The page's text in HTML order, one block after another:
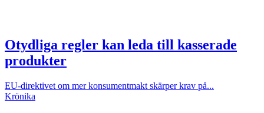
Otydliga regler kan leda till kasserade
produkter
EU-direktivet om mer konsumentmakt skärper krav på...
Krönika